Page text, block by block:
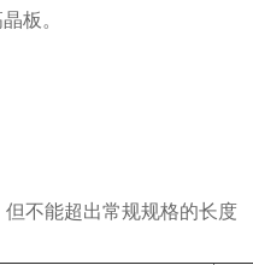
板。
不能超出常规规格的长度